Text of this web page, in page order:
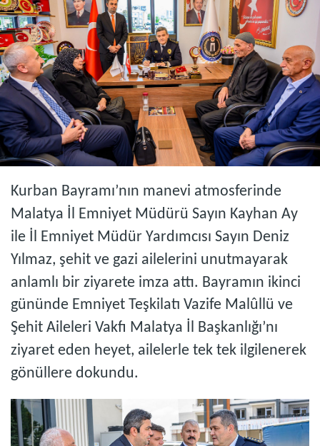
Kurban Bayramı’nın manevi atmosferinde
Malatya İl Emniyet Müdürü Sayın Kayhan Ay
ile İl Emniyet Müdür Yardımcısı Sayın Deniz
Yılmaz, şehit ve gazi ailelerini unutmayarak
anlamlı bir ziyarete imza attı. Bayramın ikinci
gününde Emniyet Teşkilatı Vazife Malûllü ve
Şehit Aileleri Vakfı Malatya İl Başkanlığı’nı
ziyaret eden heyet, ailelerle tek tek ilgilenerek
gönüllere dokundu.